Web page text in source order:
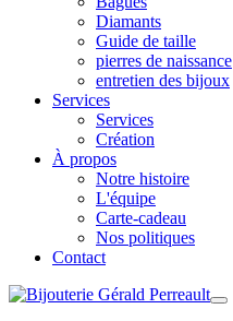
Diamants
Guide de taille
pierres de naissance
entretien des bijoux
Services
Services
Création
À propos
Notre histoire
L'équipe
Carte-cadeau
Nos politiques
Contact